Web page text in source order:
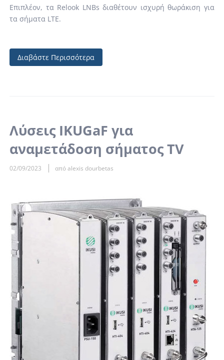
Επιπλέον, τα Relook LNBs διαθέτουν ισχυρή θωράκιση για
τα σήματα LTE.
Διαβάστε Περισσότερα
Λύσεις IKUGaF για
αναμετάδοση σήματος TV
02/09/2023 από alexis dourbetas